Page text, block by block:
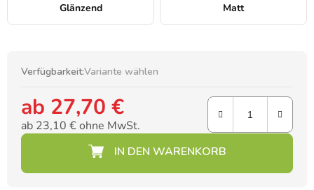
Glänzend Matt
Verfügbarkeit:Variante wählen
ab 27,70 €
ab 23,10 €ohne MwSt.
Verkaufspreis: